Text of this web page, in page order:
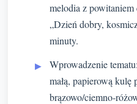
melodia z
„Dzień dobry,
minuty.
Wprowadzenie
małą, papierową kulę
brązowo/ciemno-